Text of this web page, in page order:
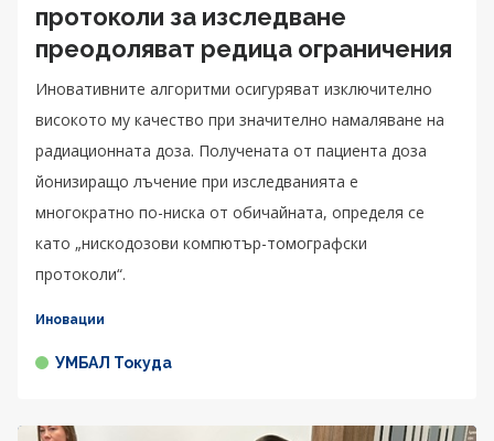
протоколи за изследване
преодоляват редица ограничения
Иновативните алгоритми осигуряват изключително
високото му качество при значително намаляване на
радиационната доза. Получената от пациента доза
йонизиращо лъчение при изследванията е
многократно по-ниска от обичайната, определя се
като „нискодозови компютър-томографски
протоколи“.
Иновации
УМБАЛ Токуда